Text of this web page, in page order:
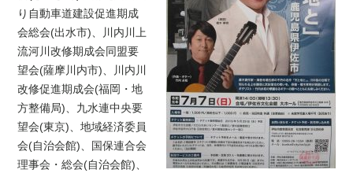
り自動車道建設促進期成
会総会(出水市)、川内川上
流河川改修期成会同盟要
望会(薩摩川内市)、川内川
改修促進期成会(福岡・地
方整備局)、九水連中央要
望会(東京)、地域経済委員
会(自治会館)、国保連合会
理事会・総会(自治会館)、